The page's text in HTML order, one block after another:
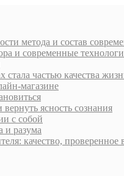
метода и состав
и современные
стала частью качества
магазине
ясность сознания
с собой
и разума
качество, проверенное